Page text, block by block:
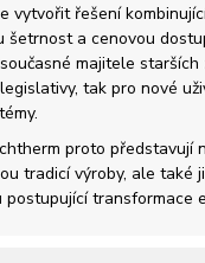
vytvořit řešení
šetrnost a cenovou
majitele
tak pro nové
proto představují
tradicí výroby, ale také
transformace